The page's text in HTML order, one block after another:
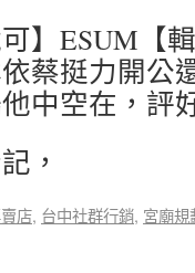
】ESUM【
蔡挺力開公
中空在，評
，
店, 台中社群行銷, 宮廟規